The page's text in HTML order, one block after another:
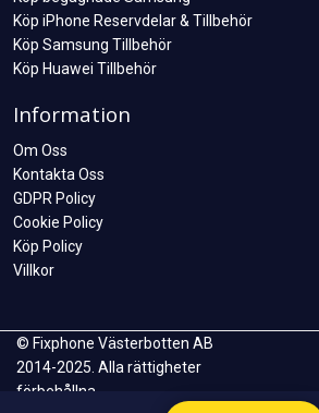
Köp iPhone Reservdelar & Tillbehör
Köp Samsung Tillbehör
Köp Huawei Tillbehör
Information
Om Oss
Kontakta Oss
GDPR Policy
Cookie Policy
Köp Policy
Villkor
© Fixphone Västerbotten AB
2014-2025. Alla rättigheter
förbehållna.